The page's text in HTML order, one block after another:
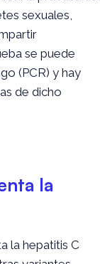
sexuales,
se puede
(PCR) y hay
de dicho
la
la hepatitis C